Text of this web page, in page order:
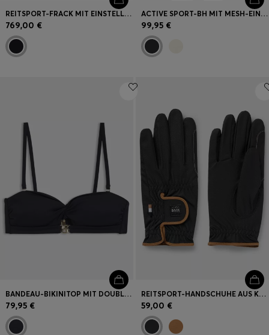
REITSPORT-FRACK MIT EINSTELLBAREN GEWICHTEN AM ROCK
769,00 €
ACTIVE SPORT-BH MIT MESH-EINSATZ
99,95 €
BANDEAU-BIKINITOP MIT DOUBLE-B-MONOGRAMM
79,95 €
REITSPORT-HANDSCHUHE AUS KUNSTLEDER
59,00 €